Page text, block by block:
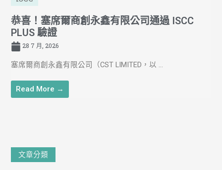
恭喜！塞席爾商創永鑫有限公司通過 ISCC
PLUS 驗證
28 7 月, 2026
塞席爾商創永鑫有限公司（CST LIMITED，以 ...
Read More →
文章分類
章